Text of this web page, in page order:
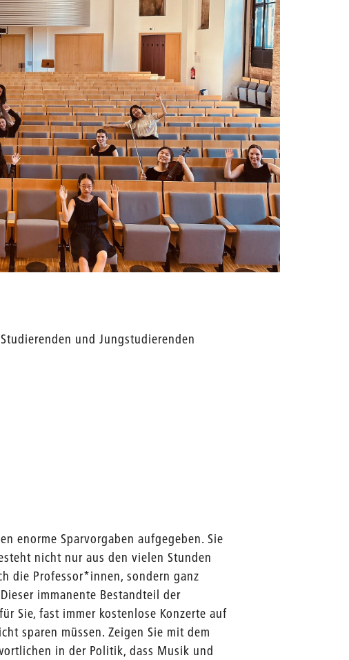
und Jungstudierenden
enorme Sparvorgaben aufgegeben. Sie
nicht nur aus den vielen Stunden
die Professor*innen, sondern ganz
immanente Bestandteil der
Sie, fast immer kostenlose Konzerte auf
sparen müssen. Zeigen Sie mit dem
in der Politik, dass Musik und